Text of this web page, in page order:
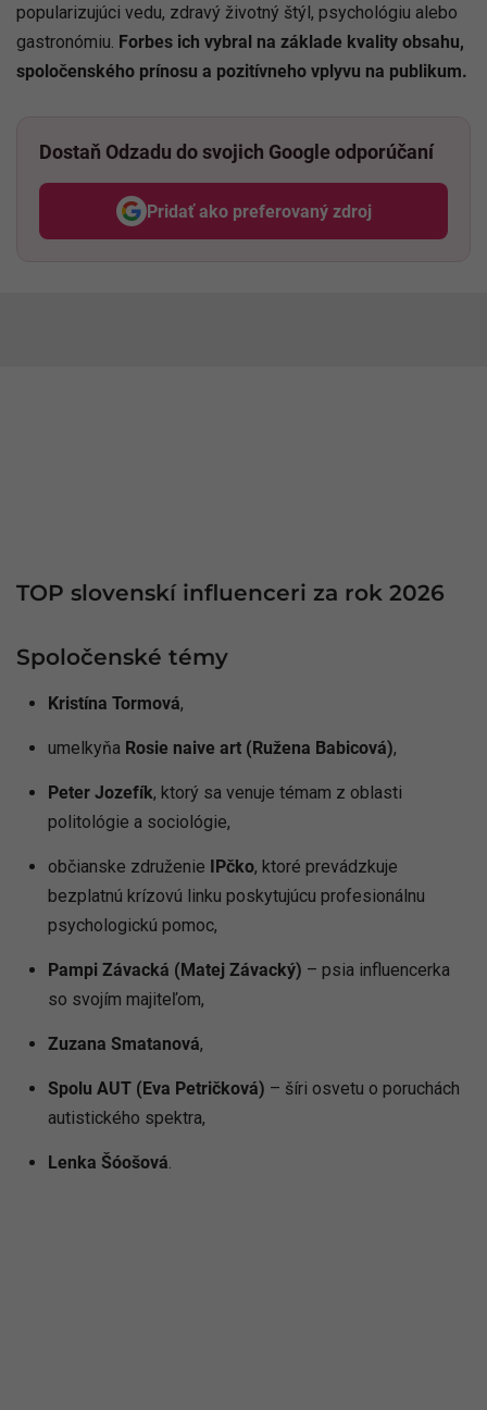
popularizujúci vedu, zdravý životný štýl, psychológiu alebo
gastronómiu. Forbes ich vybral na základe kvality obsahu,
spoločenského prínosu a pozitívneho vplyvu na publikum.
Dostaň Odzadu do svojich Google odporúčaní
Pridať ako preferovaný zdroj
Odzadu, odkaz sa otvorí v
TOP slovenskí influenceri za rok 2026
Spoločenské témy
Kristína Tormová,
umelkyňa Rosie naive art (Ružena Babicová),
Peter Jozefík, ktorý sa venuje témam z oblasti
politológie a sociológie,
občianske združenie IPčko, ktoré prevádzkuje
bezplatnú krízovú linku poskytujúcu profesionálnu
psychologickú pomoc,
Pampi Závacká (Matej Závacký) – psia influencerka
so svojím majiteľom,
Zuzana Smatanová,
Spolu AUT (Eva Petričková) – šíri osvetu o poruchách
autistického spektra,
Lenka Šóošová.